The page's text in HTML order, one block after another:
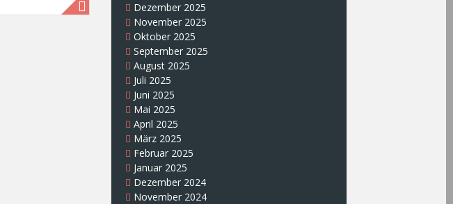
Dezember 2025
November 2025
Oktober 2025
September 2025
August 2025
Juli 2025
Juni 2025
Mai 2025
April 2025
März 2025
Februar 2025
Januar 2025
Dezember 2024
November 2024